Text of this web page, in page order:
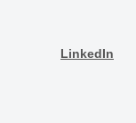
LinkedIn